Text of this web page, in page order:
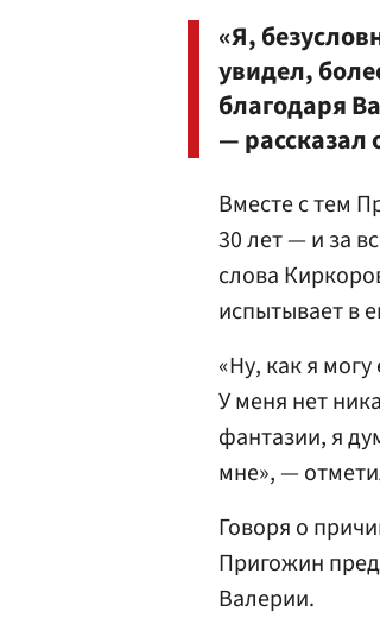
«Я,
увидел,
благодаря
— рассказал
Вместе с тем
30 лет — и за
слова
испытывает в
«Ну, как я
У меня нет
фантазии, я
мне», —
Говоря о
Пригожин
Валерии.